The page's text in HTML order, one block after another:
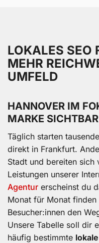
LOKALES SEO
MEHR
UMFELD
HANNOVER IM
MARKE SICHTBAR
Täglich starten
direkt in Frankfurt.
Stadt und bereiten sich
Leistungen unserer
Agentur erscheinst du
Monat für Monat
Besucher:innen den
Unsere Tabelle soll dir
häufig bestimmte